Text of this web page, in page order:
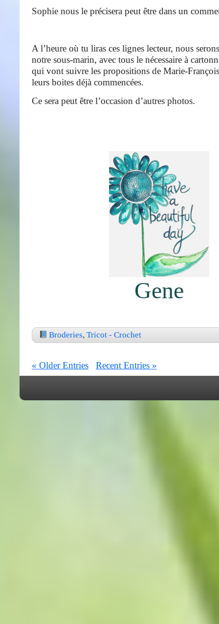
Sophie nous le précisera peut être dans un
A l’heure où tu liras ces lignes lecteur, nous
notre sous-marin, avec tous le nécessaire à
qui vont suivre les propositions de Marie-
leurs boites déjà commencées.
Ce sera peut être l’occasion d’autres photos.
Gene
Broderies, Tricot - Crochet
« Older Entries Recent Entries »